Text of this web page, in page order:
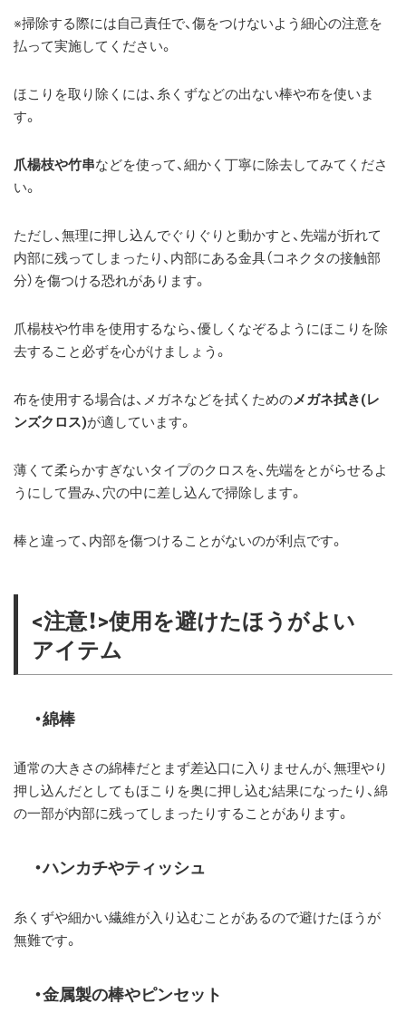
※掃除する際には自己責任で、傷をつけないよう細心の注意を
払って実施してください。
ほこりを取り除くには、糸くずなどの出ない棒や布を使いま
す。
爪楊枝や竹串などを使って、細かく丁寧に除去してみてくださ
い。
ただし、無理に押し込んでぐりぐりと動かすと、先端が折れて
内部に残ってしまったり、内部にある金具（コネクタの接触部
分）を傷つける恐れがあります。
爪楊枝や竹串を使用するなら、優しくなぞるようにほこりを除
去すること必ずを心がけましょう。
布を使用する場合は、メガネなどを拭くためのメガネ拭き(レ
ンズクロス)が適しています。
薄くて柔らかすぎないタイプのクロスを、先端をとがらせるよ
うにして畳み、穴の中に差し込んで掃除します。
棒と違って、内部を傷つけることがないのが利点です。
<注意！>使用を避けたほうがよい
アイテム
綿棒
通常の大きさの綿棒だとまず差込口に入りませんが、無理やり
押し込んだとしてもほこりを奥に押し込む結果になったり、綿
の一部が内部に残ってしまったりすることがあります。
ハンカチやティッシュ
糸くずや細かい繊維が入り込むことがあるので避けたほうが
無難です。
金属製の棒やピンセット